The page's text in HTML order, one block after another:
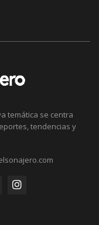
temática se centra
tendencias y